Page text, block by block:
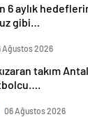
6 aylık
gibi…
Ağustos 2026
takım
06 Ağustos 2026